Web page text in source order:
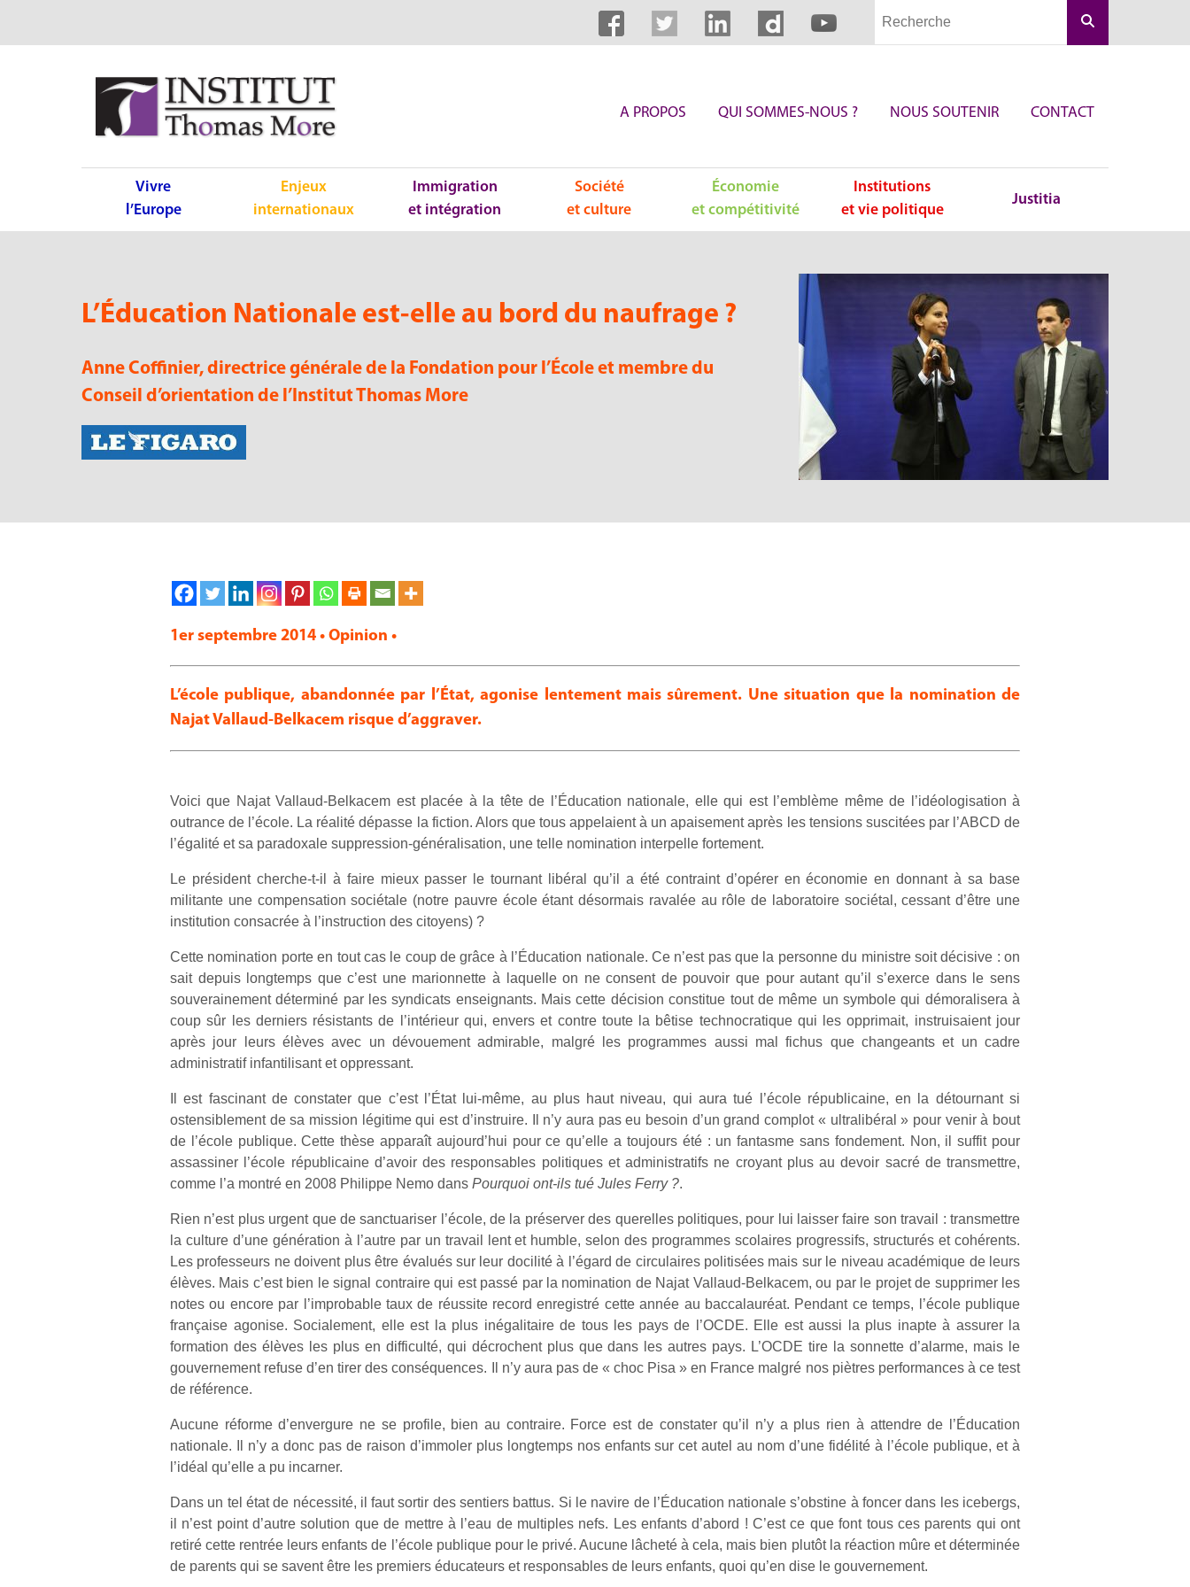
A PROPOS QUI SOMMES-NOUS ? NOUS SOUTENIR CONTACT
Vivre
l’Europe
Enjeux
internationaux
Immigration
et intégration
Société
et culture
Économie
et compétitivité
Institutions
et vie politique
Justitia
L’Éducation Nationale est-elle au bord du naufrage ?
Anne Coffinier, directrice générale de la Fondation pour l’École et membre du
Conseil d’orientation de l’Institut Thomas More
1er septembre 2014 • Opinion •
L’école publique, abandonnée par l’État, agonise lentement mais sûrement. Une situation que la nomination de
Najat Vallaud-Belkacem risque d’aggraver.
Voici que Najat Vallaud-Belkacem est placée à la tête de l’Éducation nationale, elle qui est l’emblème même de l’idéologisation à
outrance de l’école. La réalité dépasse la fiction. Alors que tous appelaient à un apaisement après les tensions suscitées par l’ABCD de
l’égalité et sa paradoxale suppression-généralisation, une telle nomination interpelle fortement.
Le président cherche-t-il à faire mieux passer le tournant libéral qu’il a été contraint d’opérer en économie en donnant à sa base
militante une compensation sociétale (notre pauvre école étant désormais ravalée au rôle de laboratoire sociétal, cessant d’être une
institution consacrée à l’instruction des citoyens) ?
Cette nomination porte en tout cas le coup de grâce à l’Éducation nationale. Ce n’est pas que la personne du ministre soit décisive : on
sait depuis longtemps que c’est une marionnette à laquelle on ne consent de pouvoir que pour autant qu’il s’exerce dans le sens
souverainement déterminé par les syndicats enseignants. Mais cette décision constitue tout de même un symbole qui démoralisera à
coup sûr les derniers résistants de l’intérieur qui, envers et contre toute la bêtise technocratique qui les opprimait, instruisaient jour
après jour leurs élèves avec un dévouement admirable, malgré les programmes aussi mal fichus que changeants et un cadre
administratif infantilisant et oppressant.
Il est fascinant de constater que c’est l’État lui-même, au plus haut niveau, qui aura tué l’école républicaine, en la détournant si
ostensiblement de sa mission légitime qui est d’instruire. Il n’y aura pas eu besoin d’un grand complot « ultralibéral » pour venir à bout
de l’école publique. Cette thèse apparaît aujourd’hui pour ce qu’elle a toujours été : un fantasme sans fondement. Non, il suffit pour
assassiner l’école républicaine d’avoir des responsables politiques et administratifs ne croyant plus au devoir sacré de transmettre,
comme l’a montré en 2008 Philippe Nemo dans Pourquoi ont-ils tué Jules Ferry ?.
Rien n’est plus urgent que de sanctuariser l’école, de la préserver des querelles politiques, pour lui laisser faire son travail : transmettre
la culture d’une génération à l’autre par un travail lent et humble, selon des programmes scolaires progressifs, structurés et cohérents.
Les professeurs ne doivent plus être évalués sur leur docilité à l’égard de circulaires politisées mais sur le niveau académique de leurs
élèves. Mais c’est bien le signal contraire qui est passé par la nomination de Najat Vallaud-Belkacem, ou par le projet de supprimer les
notes ou encore par l’improbable taux de réussite record enregistré cette année au baccalauréat. Pendant ce temps, l’école publique
française agonise. Socialement, elle est la plus inégalitaire de tous les pays de l’OCDE. Elle est aussi la plus inapte à assurer la
formation des élèves les plus en difficulté, qui décrochent plus que dans les autres pays. L’OCDE tire la sonnette d’alarme, mais le
gouvernement refuse d’en tirer des conséquences. Il n’y aura pas de « choc Pisa » en France malgré nos piètres performances à ce test
de référence.
Aucune réforme d’envergure ne se profile, bien au contraire. Force est de constater qu’il n’y a plus rien à attendre de l’Éducation
nationale. Il n’y a donc pas de raison d’immoler plus longtemps nos enfants sur cet autel au nom d’une fidélité à l’école publique, et à
l’idéal qu’elle a pu incarner.
Dans un tel état de nécessité, il faut sortir des sentiers battus. Si le navire de l’Éducation nationale s’obstine à foncer dans les icebergs,
il n’est point d’autre solution que de mettre à l’eau de multiples nefs. Les enfants d’abord ! C’est ce que font tous ces parents qui ont
retiré cette rentrée leurs enfants de l’école publique pour le privé. Aucune lâcheté à cela, mais bien plutôt la réaction mûre et déterminée
de parents qui se savent être les premiers éducateurs et responsables de leurs enfants, quoi qu’en dise le gouvernement.